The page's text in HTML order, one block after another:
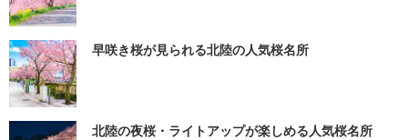
早咲き桜が見られる北陸の人気桜名所
北陸の夜桜・ライトアップが楽しめる人気桜名所